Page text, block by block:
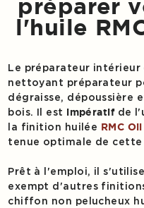
préparer
l'huile
Le préparateur intérieur
nettoyant préparateur
dégraisse, dépoussière
bois. Il est
impératifde
la finition huilée
RMC
tenue optimale de cette
Prêt à l'emploi, il
exempt d'autres
chiffon non pelucheux